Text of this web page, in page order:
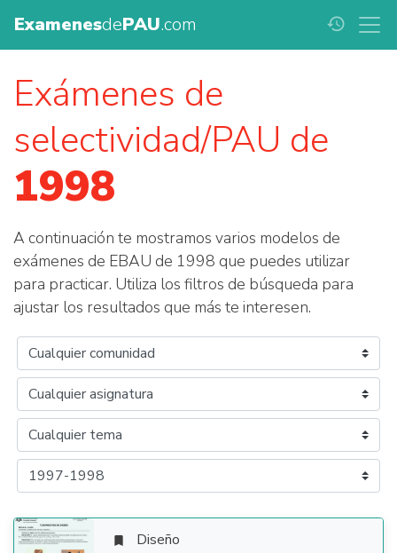
ExamenesdePAU.com history
Exámenes de
selectividad/PAU de
1998
A continuación te mostramos varios modelos de
exámenes de EBAU de 1998 que puedes utilizar
para practicar. Utiliza los filtros de búsqueda para
ajustar los resultados que más te interesen.
 Diseño